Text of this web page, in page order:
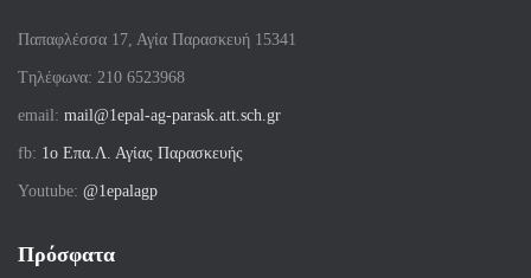
Παπαφλέσσα 17, Αγία Παρασκευή 15341
Tηλέφωνα: 210 6523968
email: mail@1epal-ag-parask.att.sch.gr
fb: 1ο Επα.Λ. Αγίας Παρασκευής
Youtube: @1epalagp
Πρόσφατα